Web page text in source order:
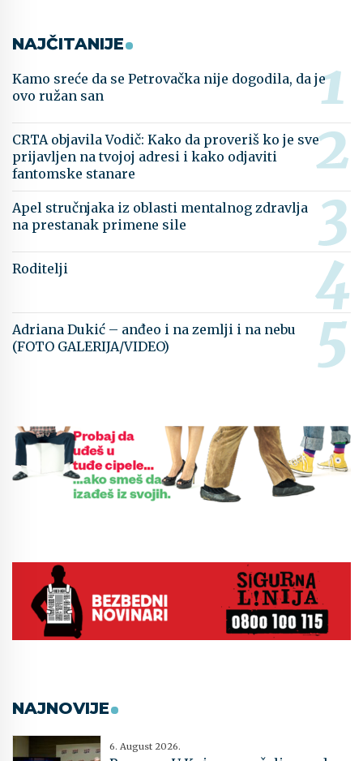
NAJČITANIJE
Kamo sreće da se Petrovačka nije dogodila, da je
ovo ružan san
CRTA objavila Vodič: Kako da proveriš ko je sve
prijavljen na tvojoj adresi i kako odjaviti
fantomske stanare
Apel stručnjaka iz oblasti mentalnog zdravlja
na prestanak primene sile
Roditelji
Adriana Dukić – anđeo i na zemlji i na nebu
(FOTO GALERIJA/VIDEO)
NAJNOVIJE
6. August 2026.